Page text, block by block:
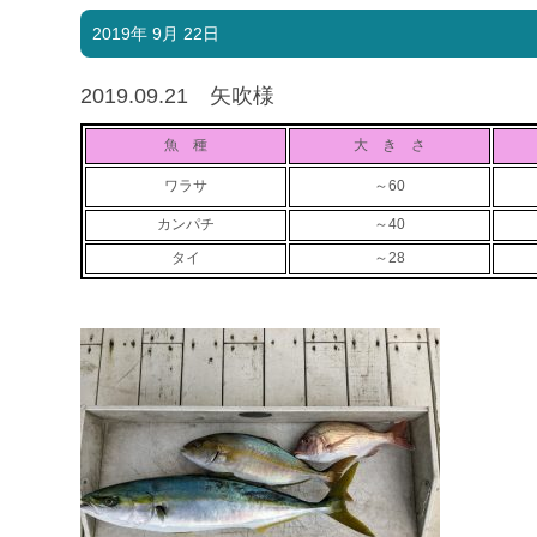
2019年 9月 22日
2019.09.21 矢吹様
魚 種 大 き さ
ワラサ ～60
カンパチ ～40
タイ
～28